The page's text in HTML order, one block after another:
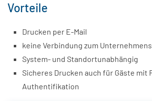
Vorteile
Drucken per E-Mail
keine Verbindung zum
System- und Standortunabhängig
Sicheres Drucken auch für Gäste mit
Authentifikation